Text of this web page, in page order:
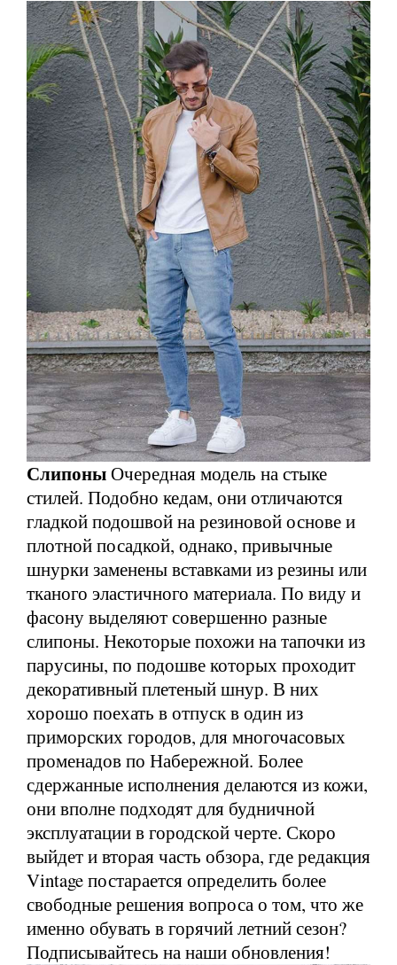
СлипоныОчередная модель на стыке
стилей. Подобно кедам, они отличаются
гладкой подошвой на резиновой основе и
плотной посадкой, однако, привычные
шнурки заменены вставками из резины или
тканого эластичного материала. По виду и
фасону выделяют совершенно разные
слипоны. Некоторые похожи на тапочки из
парусины, по подошве которых проходит
декоративный плетеный шнур. В них
хорошо поехать в отпуск в один из
приморских городов, для многочасовых
променадов по Набережной. Более
сдержанные исполнения делаются из кожи,
они вполне подходят для будничной
эксплуатации в городской черте. Скоро
выйдет и вторая часть обзора, где редакция
Vintage постарается определить более
свободные решения вопроса о том, что же
именно обувать в горячий летний сезон?
Подписывайтесь на наши обновления!